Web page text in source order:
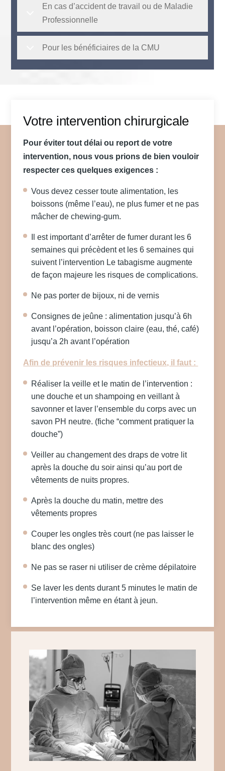
En cas d’accident de travail ou de Maladie
Professionnelle
Pour les bénéficiaires de la CMU
Votre intervention chirurgicale
Pour éviter tout délai ou report de votre
intervention, nous vous prions de bien vouloir
respecter ces quelques exigences :
Vous devez cesser toute alimentation, les
boissons (même l’eau), ne plus fumer et ne pas
mâcher de chewing-gum.
Il est important d’arrêter de fumer durant les 6
semaines qui précèdent et les 6 semaines qui
suivent l’intervention Le tabagisme augmente
de façon majeure les risques de complications.
Ne pas porter de bijoux, ni de vernis
Consignes de jeûne : alimentation jusqu’à 6h
avant l’opération, boisson claire (eau, thé, café)
jusqu’a 2h avant l’opération
Afin de prévenir les risques infectieux, il faut :
Réaliser la veille et le matin de l’intervention :
une douche et un shampoing en veillant à
savonner et laver l’ensemble du corps avec un
savon PH neutre. (fiche “comment pratiquer la
douche”)
Veiller au changement des draps de votre lit
après la douche du soir ainsi qu’au port de
vêtements de nuits propres.
Après la douche du matin, mettre des
vêtements propres
Couper les ongles très court (ne pas laisser le
blanc des ongles)
Ne pas se raser ni utiliser de crème dépilatoire
Se laver les dents durant 5 minutes le matin de
l’intervention même en étant à jeun.